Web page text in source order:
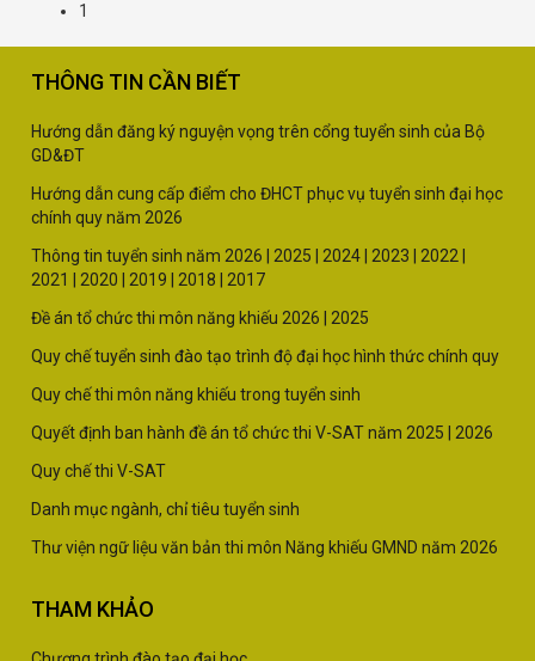
1
THÔNG TIN CẦN BIẾT
Hướng dẫn đăng ký nguyện vọng trên cổng tuyển sinh của Bộ
GD&ĐT
Hướng dẫn cung cấp điểm cho ĐHCT phục vụ tuyển sinh đại học
chính quy năm 2026
Thông tin tuyển sinh năm 2026 | 2025 2024 2023 2022
2021
2020 2019 2018
2017
Đề án tổ chức thi môn năng khiếu 2026
2025
Quy chế tuyển sinh đào tạo trình độ đại học hình thức chính quy
Quy chế thi môn năng khiếu trong tuyển sinh
Quyết định ban hành đề án tổ chức thi V-SAT năm 2025
2026
Quy chế thi V-SAT
Danh mục ngành, chỉ tiêu tuyển sinh
Thư viện ngữ liệu văn bản thi môn Năng khiếu GMND năm 2026
THAM KHẢO